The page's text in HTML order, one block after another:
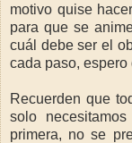
motivo quise
para que se
cuál debe ser el
cada paso,
Recuerden que
solo
primera, no se